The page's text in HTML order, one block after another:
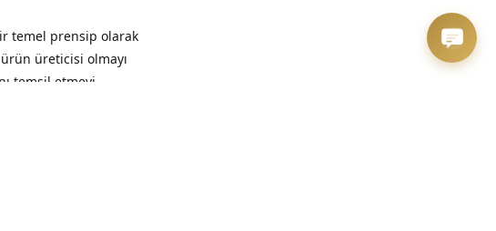
temel prensip olarak
üreticisi olmayı
temsil etmeyi